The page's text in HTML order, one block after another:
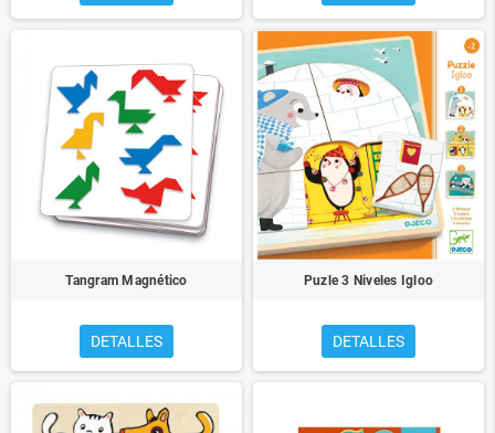
Tangram Magnético
DETALLES
Puzle 3 Niveles Igloo
DETALLES